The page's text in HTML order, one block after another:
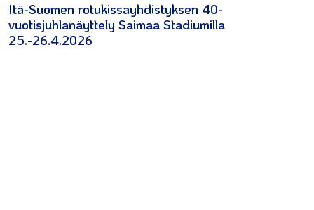
Itä-Suomen rotukissayhdistyksen 40-
vuotisjuhlanäyttely Saimaa Stadiumilla
25.-26.4.2026